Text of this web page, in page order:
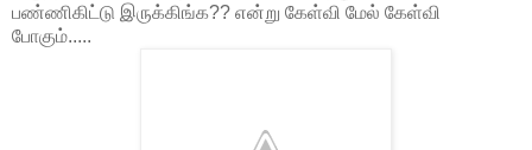
பண்ணிகிட்டு இருக்கிங்க?? என்று கேள்வி மேல் கேள்வி
போகும்.....